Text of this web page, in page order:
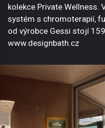
kolekce Private Wellness.
systém s chromoterapií,
od výrobce Gessi stojí 159
www.designbath.cz